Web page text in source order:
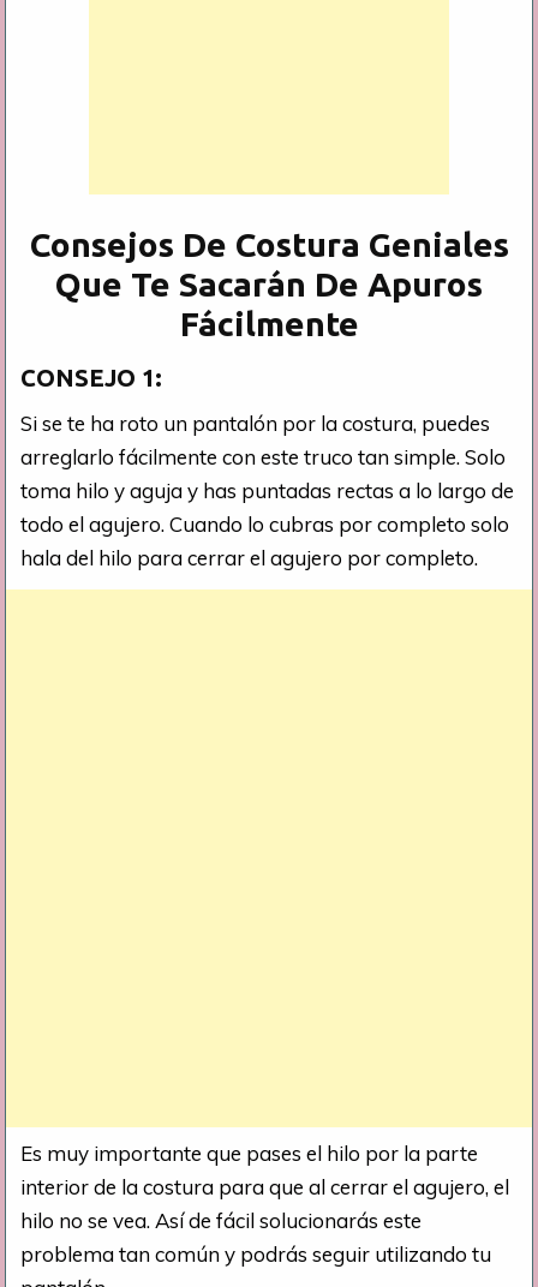
Consejos De Costura Geniales
Que Te Sacarán De Apuros
Fácilmente
CONSEJO 1:
Si se te ha roto un pantalón por la costura, puedes
arreglarlo fácilmente con este truco tan simple. Solo
toma hilo y aguja y has puntadas rectas a lo largo de
todo el agujero. Cuando lo cubras por completo solo
hala del hilo para cerrar el agujero por completo.
Es muy importante que pases el hilo por la parte
interior de la costura para que al cerrar el agujero, el
hilo no se vea. Así de fácil solucionarás este
problema tan común y podrás seguir utilizando tu